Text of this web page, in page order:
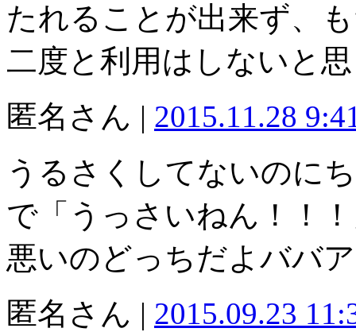
たれることが出来ず、
二度と利用はしないと
匿名さん | 2015.11.28
うるさくしてないのに
で「うっさいねん！！
悪いのどっちだよババ
匿名さん | 2015.09.23